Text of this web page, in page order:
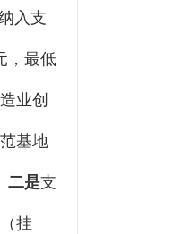
入支
，最低
业创
基地
二是支
挂